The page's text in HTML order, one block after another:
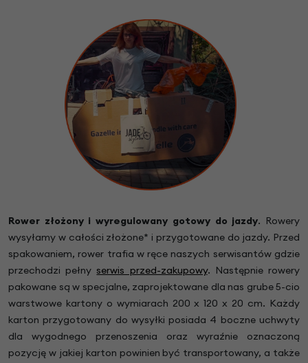
Rower złożony i wyregulowany gotowy do jazdy. Rowery
wysyłamy w całości złożone* i przygotowane do jazdy. Przed
spakowaniem, rower trafia w ręce naszych serwisantów gdzie
przechodzi pełnyserwis przed-zakupowy. Następnie rowery
pakowane są w specjalne, zaprojektowane dla nas grube 5-cio
warstwowe kartony o wymiarach 200 x 120 x 20 cm. Każdy
karton przygotowany do wysyłki posiada 4 boczne uchwyty
dla wygodnego przenoszenia oraz wyraźnie oznaczoną
pozycję w jakiej karton powinien być transportowany, a także